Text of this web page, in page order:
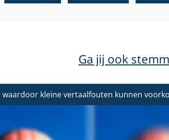
Ga jij ook
kleine vertaalfouten kunnen